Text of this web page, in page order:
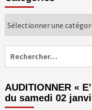
Catégories
AUDITIONNER «
du samedi 02